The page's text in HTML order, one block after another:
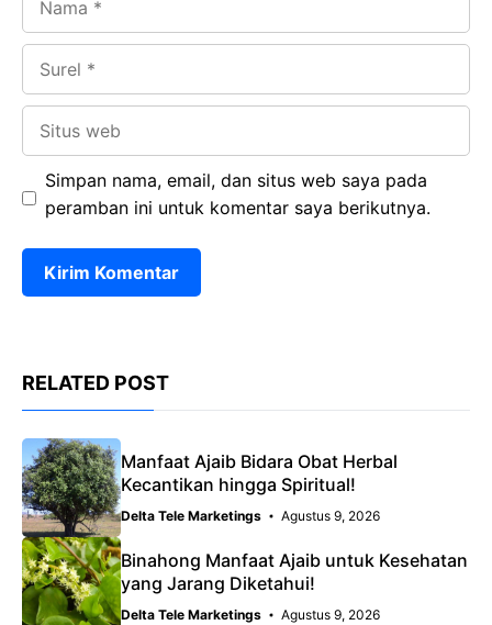
Simpan nama, email, dan situs web saya pada
peramban ini untuk komentar saya berikutnya.
RELATED POST
Manfaat Ajaib Bidara Obat Herbal
Kecantikan hingga Spiritual!
Delta Tele Marketings Agustus 9, 2026
Binahong Manfaat Ajaib untuk Kesehatan
yang Jarang Diketahui!
Delta Tele Marketings Agustus 9, 2026